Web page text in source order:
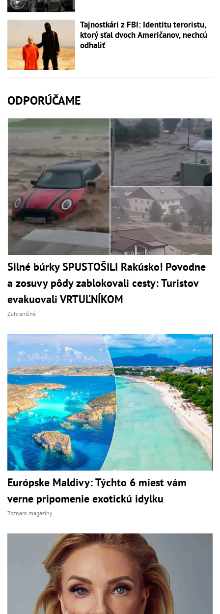
Tajnostkári z FBI: Identitu teroristu,
ktorý sťal dvoch Američanov, nechcú
odhaliť
ODPORÚČAME
Silné búrky SPUSTOŠILI Rakúsko! Povodne
a zosuvy pôdy zablokovali cesty: Turistov
evakuovali VRTUĽNÍKOM
Zahraničné
Európske Maldivy: Týchto 6 miest vám
verne pripomenie exotickú idylku
Zoznam magazíny